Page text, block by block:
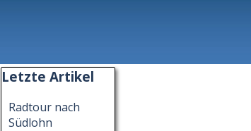
Block überspringen Letzte Artikel
Letzte Artikel
Radtour nach
Südlohn